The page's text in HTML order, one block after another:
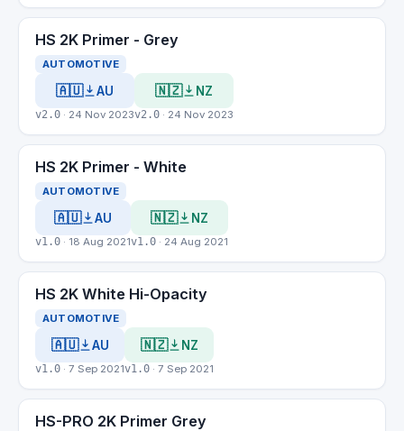
HS 2K Primer - Grey
AUTOMOTIVE
🇦🇺 AU
v2.0 · 24 Nov 2023
🇳🇿 NZ
v2.0 · 24 Nov 2023
HS 2K Primer - White
AUTOMOTIVE
🇦🇺 AU
v1.0 · 18 Aug 2021
🇳🇿 NZ
v1.0 · 24 Aug 2021
HS 2K White Hi-Opacity
AUTOMOTIVE
🇦🇺 AU
v1.0 · 7 Sep 2021
🇳🇿 NZ
v1.0 · 7 Sep 2021
HS-PRO 2K Primer Grey